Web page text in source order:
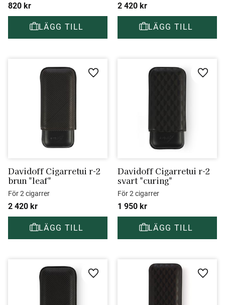
820 kr 2 420 kr
Davidoff Cigarretui r-2
brun "leaf"
För 2 cigarrer
2 420 kr
Lägg till i favoriter
Davidoff Cigarretui r-2
svart "curing"
För 2 cigarrer
1 950 kr
Lägg
Lägg till i favoriter Lägg